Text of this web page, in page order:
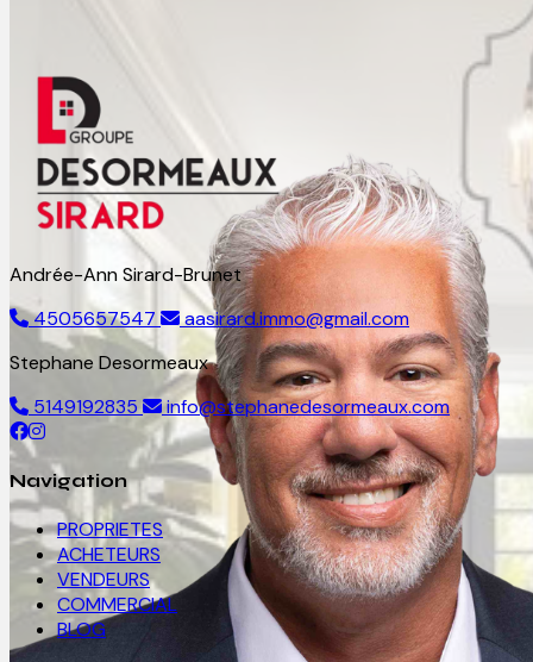
Andrée-Ann Sirard-Brunet
4505657547
aasirard.immo@gmail.com
Stephane Desormeaux
5149192835
info@stephanedesormeaux.com
Navigation
PROPRIETES
ACHETEURS
VENDEURS
COMMERCIAL
BLOG